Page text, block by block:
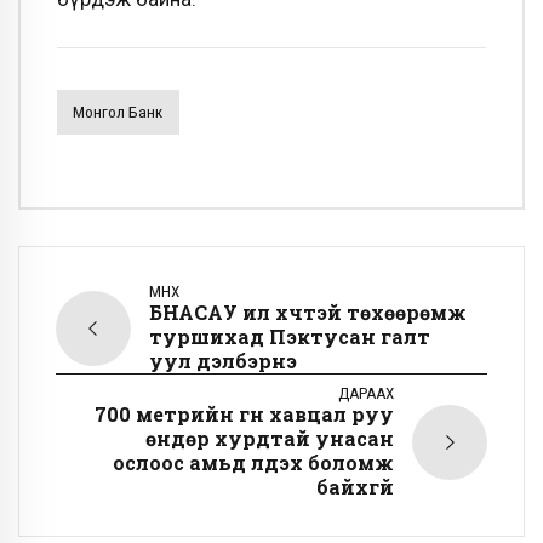
Монгол Банк
ӨМНӨХ
БНАСАУ илүү хүчтэй төхөөрөмж
туршихад Пэктусан галт
уул дэлбэрнэ
ДАРААХ
700 метрийн гүн хавцал руу
өндөр хурдтай унасан
ослоос амьд үлдэх боломж
байхгүй